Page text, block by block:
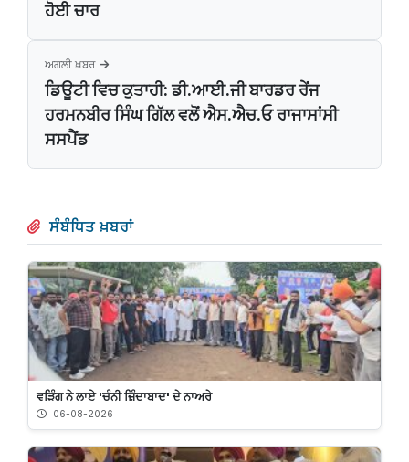
ਹੋਈ ਚਾਰ
ਅਗਲੀ ਖ਼ਬਰ
ਡਿਊਟੀ ਵਿਚ ਕੁਤਾਹੀ: ਡੀ.ਆਈ.ਜੀ ਬਾਰਡਰ ਰੇਂਜ
ਹਰਮਨਬੀਰ ਸਿੰਘ ਗਿੱਲ ਵਲੋਂ ਐਸ.ਐਚ.ਓ ਰਾਜਾਸਾਂਸੀ
ਸਸਪੈਂਡ
ਸੰਬੰਧਿਤ ਖ਼ਬਰਾਂ
ਵੜਿੰਗ ਨੇ ਲਾਏ 'ਚੰਨੀ ਜ਼ਿੰਦਾਬਾਦ' ਦੇ ਨਾਅਰੇ
06-08-2026